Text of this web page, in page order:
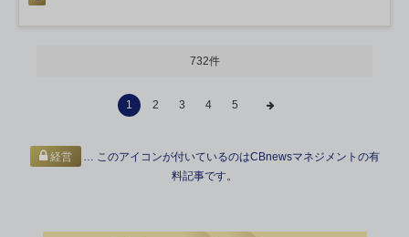
732件
1 2 3 4 5
経営
… このアイコンが付いているのはCBnewsマネジメントの有
料記事です。